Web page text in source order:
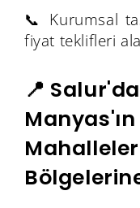
📞 Kurumsal
fiyat teklifleri
📍